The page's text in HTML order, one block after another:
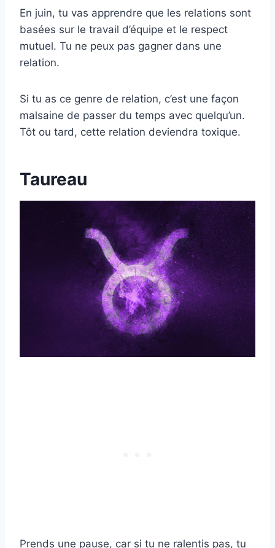
En juin, tu vas apprendre que les relations sont
basées sur le travail d’équipe et le respect
mutuel. Tu ne peux pas gagner dans une
relation.
Si tu as ce genre de relation, c’est une façon
malsaine de passer du temps avec quelqu’un.
Tôt ou tard, cette relation deviendra toxique.
Taureau
Prends une pause, car si tu ne ralentis pas, tu